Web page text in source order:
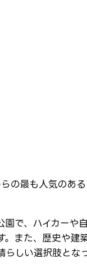
の最も人気のある
園で、ハイカーや
。また、歴史や建
らしい選択肢とな